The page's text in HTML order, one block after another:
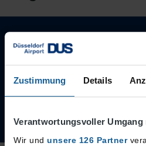
Zustimmung Details
Verantwortungsvoller Umgang
Wir und unsere 126 Partner
Abonnieren Sie
Jetzt